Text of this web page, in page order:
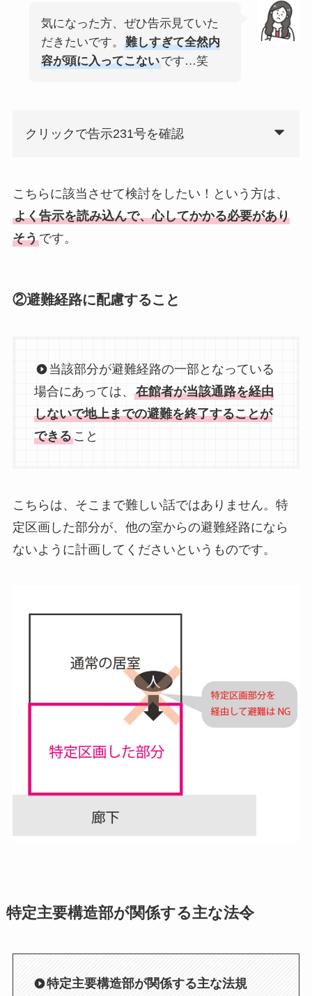
気になった方、ぜひ告示見ていた
だきたいです。
難しすぎて全然内
容が頭に入ってこないです…笑
クリックで告示231号を確認
こちらに該当させて検討をしたい！という方は、
よく告示を読み込んで、心してかかる必要があり
そうです。
②避難経路に配慮すること
当該部分が避難経路の一部となっている
場合にあっては、 在館者が当該通路を経由
しないで地上までの避難を終了することが
できること
こちらは、そこまで難しい話ではありません。特
定区画した部分が、他の室からの避難経路になら
ないように計画してくださいというものです。
特定主要構造部が関係する主な法令
特定主要構造部が関係する主な法規